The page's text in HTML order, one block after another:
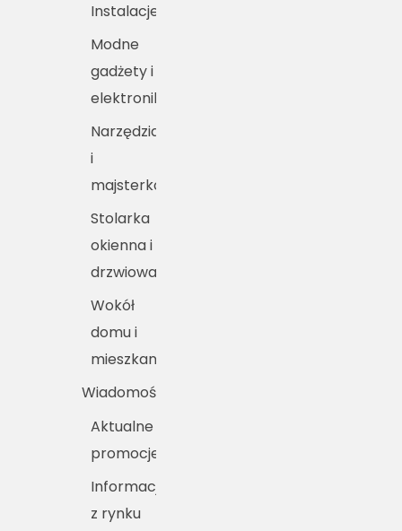
Instalacje
Modne
gadżety i
elektronika
Narzędzia
i
majsterkowanie
Stolarka
okienna i
drzwiowa
Wokół
domu i
mieszkania
Wiadomości
Aktualne
promocje
Informacje
z rynku